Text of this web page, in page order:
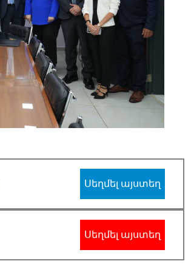
Սեղմել այստեղ
Սեղմել այստեղ